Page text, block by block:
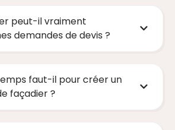
peut-il vraiment
demandes de devis ?
faut-il pour créer un
façadier ?